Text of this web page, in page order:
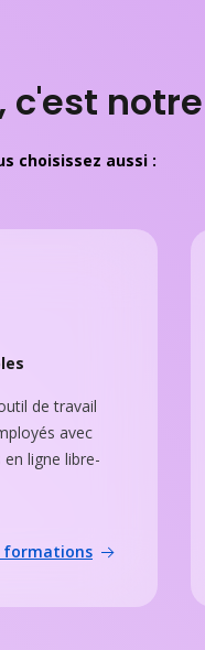
c'est
choisissez aussi :
de travail
avec
ligne libre-
formations